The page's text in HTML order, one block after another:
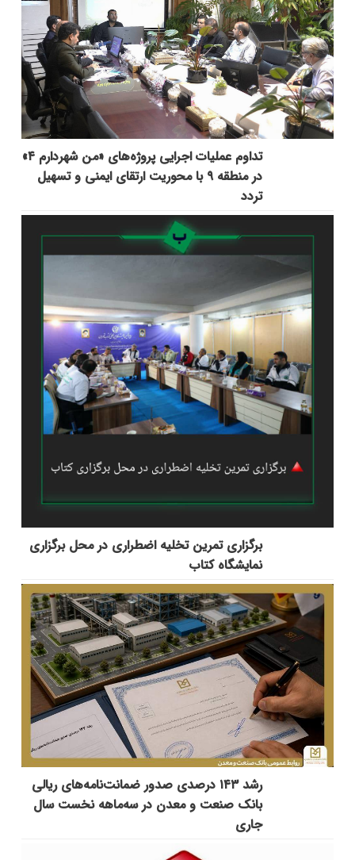
تداوم عملیات اجرایی پروژه‌های «من شهردارم ۴»
در منطقه ۹ با محوریت ارتقای ایمنی و تسهیل
تردد
برگزاری تمرین تخلیه اضطراری در محل برگزاری
نمایشگاه کتاب
رشد ۱۴۳ درصدی صدور ضمانت‌نامه‌های ریالی
بانک صنعت و معدن در سه‌ماهه نخست سال
جاری